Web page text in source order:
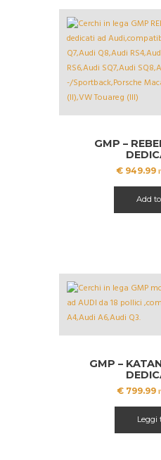
GMP –
€ 949.99
Add
GMP –
€799.99
Leggi